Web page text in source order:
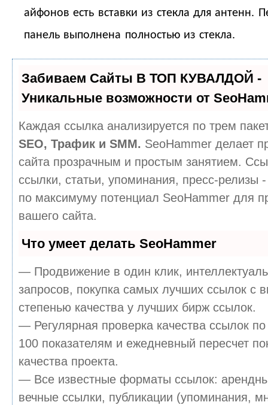
айфонов есть вставки из стекла для антенн.
панель выполнена полностью из стекла.
Забиваем Сайты В ТОП КУВАЛДОЙ -
Уникальные возможности от
Каждая ссылка анализируется по трем
SEO, Трафик и SMM. SeoHammer делает
сайта прозрачным и простым занятием.
ссылки, статьи, упоминания, пресс-релизы -
по максимуму потенциал SeoHammer для
вашего сайта.
Что умеет делать SeoHammer
— Продвижение в один клик,
запросов, покупка самых лучших ссылок с
степенью качества у лучших бирж ссылок.
— Регулярная проверка качества ссылок
100 показателям и ежедневный пересчет
качества проекта.
— Все известные форматы ссылок:
вечные ссылки, публикации (упоминания,